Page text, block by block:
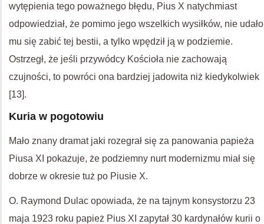
wytępienia tego poważnego błędu, Pius X natychmiast
odpowiedział, że pomimo jego wszelkich wysiłków, nie udało
mu się zabić tej bestii, a tylko wpędził ją w podziemie.
Ostrzegł, że jeśli przywódcy Kościoła nie zachowają
czujności, to powróci ona bardziej jadowita niż kiedykolwiek
[13].
Kuria w pogotowiu
Mało znany dramat jaki rozegrał się za panowania papieża
Piusa XI pokazuje, że podziemny nurt modernizmu miał się
dobrze w okresie tuż po Piusie X.
O. Raymond Dulac opowiada, że na tajnym konsystorzu 23
maja 1923 roku papież Pius XI zapytał 30 kardynałów kurii o